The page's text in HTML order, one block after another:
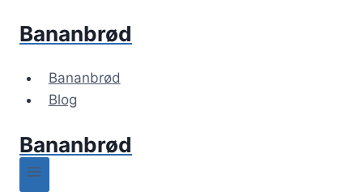
Bananbrød
Bananbrød
Blog
Bananbrød